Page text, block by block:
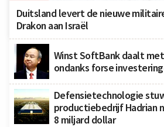
Duitsland levert de nieuwe
Drakon aan Israël
Winst SoftBank daalt
ondanks forse
Defensietechnologie
productiebedrijf Hadrian
8 miljard dollar